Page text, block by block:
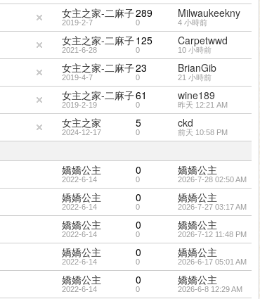
女主之家-二麻子
2019-2-7
289
0
Milwaukeekny
4 小時前
女主之家-二麻子
2021-6-28
125
0
Carpetwwd
10 小時前
女主之家-二麻子
2019-4-7
23
0
BrianGib
21 小時前
女主之家-二麻子
2019-2-19
61
0
wine189
昨天 12:21 AM
女主之家
2024-12-17
5
0
ckd
前天 10:58 PM
嬌嬌公主
2022-6-14
0
0
嬌嬌公主
2026-7-28 02:50 AM
嬌嬌公主
2022-6-14
0
0
嬌嬌公主
2026-7-27 03:17 AM
嬌嬌公主
2022-6-14
0
0
嬌嬌公主
2026-7-12 11:48 PM
嬌嬌公主
2022-6-14
0
0
嬌嬌公主
2026-6-17 05:01 AM
嬌嬌公主
2022-6-14
0
0
嬌嬌公主
2026-6-8 12:29 AM